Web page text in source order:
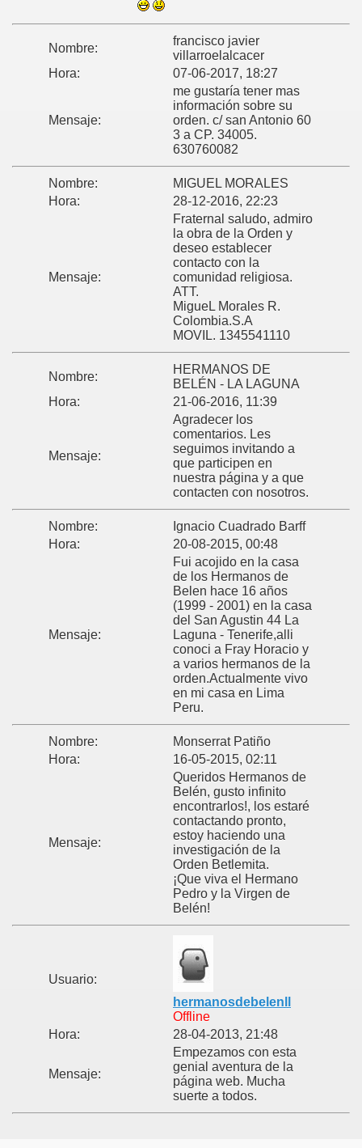
Nombre:
francisco javier
villarroelalcacer
Hora:
07-06-2017, 18:27
Mensaje:
me gustaría tener mas
información sobre su
orden. c/ san Antonio 60
3 a CP. 34005.
630760082
Nombre:
MIGUEL MORALES
Hora:
28-12-2016, 22:23
Mensaje:
Fraternal saludo, admiro
la obra de la Orden y
deseo establecer
contacto con la
comunidad religiosa.
ATT.
MigueL Morales R.
Colombia.S.A
MOVIL. 1345541110
Nombre:
HERMANOS DE
BELÉN - LA LAGUNA
Hora:
21-06-2016, 11:39
Mensaje:
Agradecer los
comentarios. Les
seguimos invitando a
que participen en
nuestra página y a que
contacten con nosotros.
Nombre:
Ignacio Cuadrado Barff
Hora:
20-08-2015, 00:48
Mensaje:
Fui acojido en la casa
de los Hermanos de
Belen hace 16 años
(1999 - 2001) en la casa
del San Agustin 44 La
Laguna - Tenerife,alli
conoci a Fray Horacio y
a varios hermanos de la
orden.Actualmente vivo
en mi casa en Lima
Peru.
Nombre:
Monserrat Patiño
Hora:
16-05-2015, 02:11
Mensaje:
Queridos Hermanos de
Belén, gusto infinito
encontrarlos!, los estaré
contactando pronto,
estoy haciendo una
investigación de la
Orden Betlemita.
¡Que viva el Hermano
Pedro y la Virgen de
Belén!
Usuario:
hermanosdebelenll
Offline
Hora:
28-04-2013, 21:48
Mensaje:
Empezamos con esta
genial aventura de la
página web. Mucha
suerte a todos.